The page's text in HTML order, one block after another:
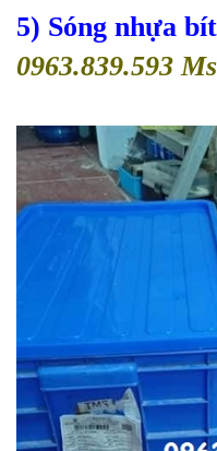
5) Sóng nhựa
0963.839.593